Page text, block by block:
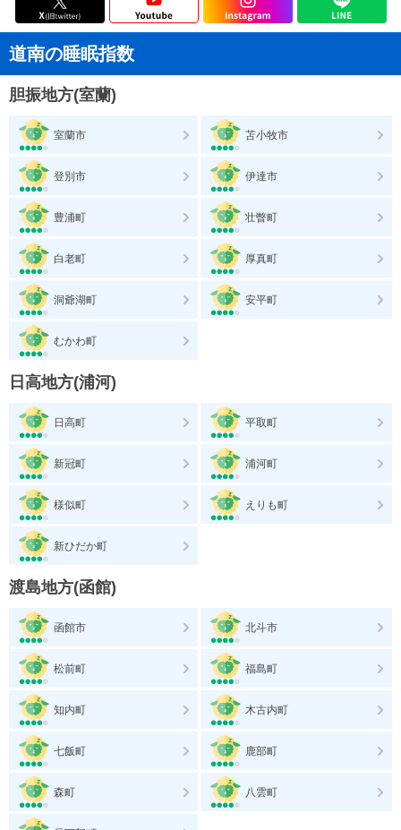
道南の睡眠指数
胆振地方(室蘭)
室蘭市 苫小牧市
登別市 伊達市
豊浦町 壮瞥町
白老町 厚真町
洞爺湖町 安平町
むかわ町
日高地方(浦河)
日高町 平取町
新冠町 浦河町
様似町 えりも町
新ひだか町
渡島地方(函館)
函館市 北斗市
松前町 福島町
知内町 木古内町
七飯町 鹿部町
森町 八雲町